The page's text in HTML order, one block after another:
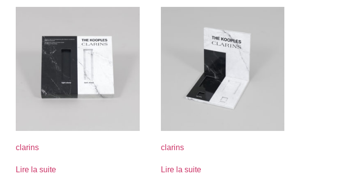
clarins
Lire la suite
clarins
Lire la suite